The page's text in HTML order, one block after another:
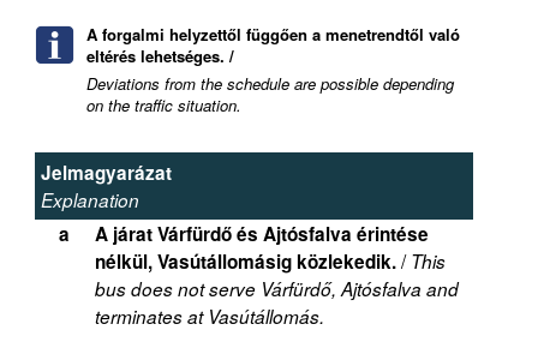
A forgalmi helyzettől függően a menetrendtől való
eltérés lehetséges. /
Deviations from the schedule are possible depending
on the traffic situation.
Jelmagyarázat
Explanation
a
A járat Várfürdő és Ajtósfalva érintése
nélkül, Vasútállomásig közlekedik./This
bus does not serve Várfürdő, Ajtósfalva and
terminates at Vasútállomás.